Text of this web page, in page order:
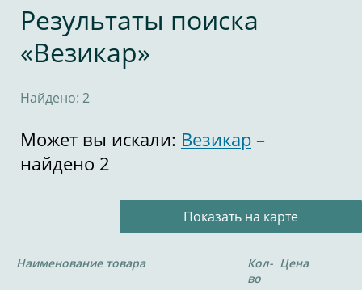
Результаты поиска
«Везикар»
Найдено: 2
Может вы искали: Везикар –
найдено 2
Показать на карте
Наименование товара
Кол-
во
Цена